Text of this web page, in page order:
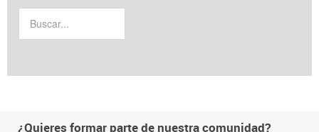
¿Quieres formar parte de nuestra comunidad?